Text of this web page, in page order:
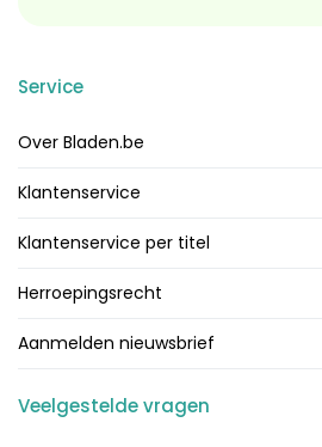
Service
Over Bladen.be
Klantenservice
Klantenservice per titel
Herroepingsrecht
Aanmelden nieuwsbrief
Veelgestelde vragen